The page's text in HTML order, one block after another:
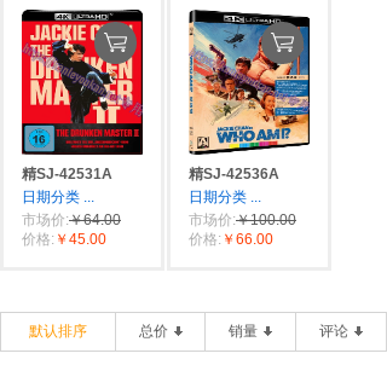
精SJ-42531A
日期分类 ...
市场价:￥64.00
价格: ￥45.00
精SJ-42536A
日期分类 ...
市场价:￥100.00
价格: ￥66.00
默认排序 总价 销量 评论